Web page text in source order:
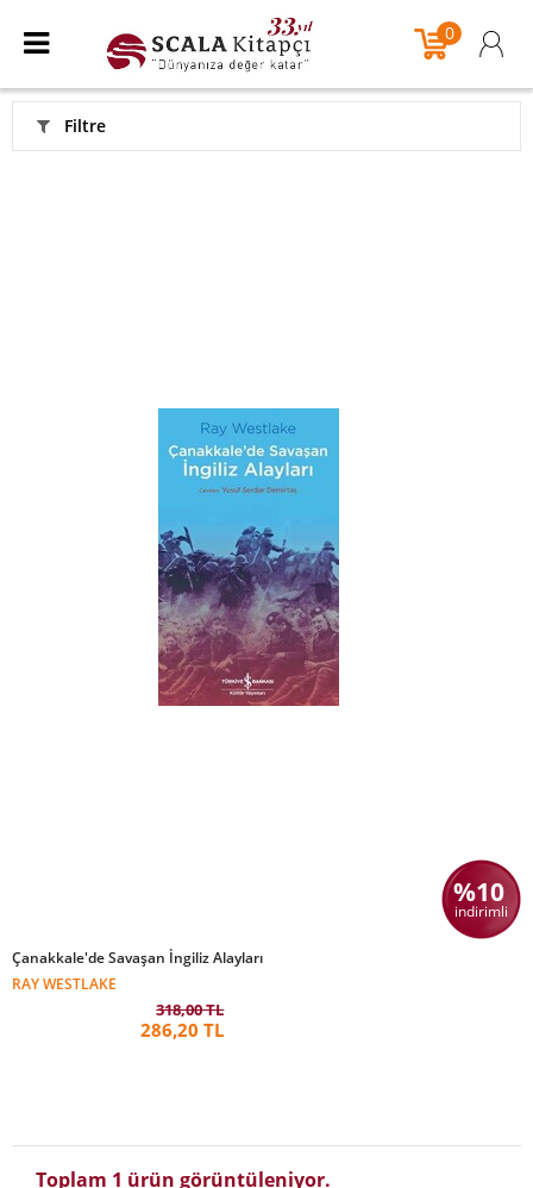
0
Filtre
%10
indirimli
Çanakkale'de Savaşan İngiliz Alayları
RAY WESTLAKE
318,00 TL
286,20 TL
Toplam 1 ürün görüntüleniyor.